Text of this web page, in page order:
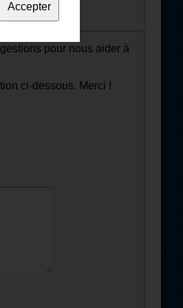
pour nous aider à
ci-dessous. Merci !